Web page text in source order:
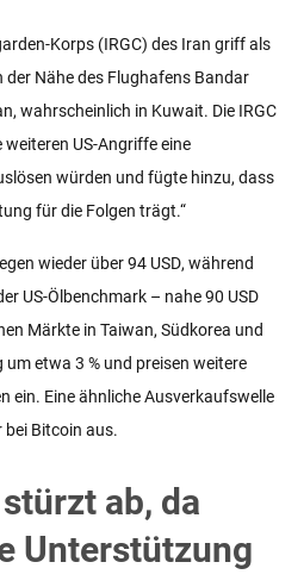
Korps (IRGC) des Iran griff als
Nähe des Flughafens Bandar
wahrscheinlich in Kuwait. Die IRGC
US-Angriffe eine
würden und fügte hinzu, dass
für die Folgen trägt.“
wieder über 94 USD, während
US-Ölbenchmark – nahe 90 USD
Märkte in Taiwan, Südkorea und
etwa 3 % und preisen weitere
ein. Eine ähnliche Ausverkaufswelle
Bitcoin aus.
ab, da
Unterstützung